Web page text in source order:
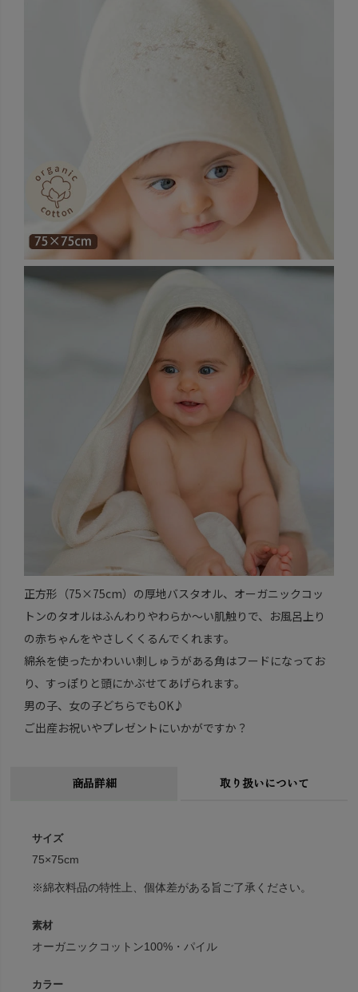
正方形（75×75cm）の厚地バスタオル、オーガニックコッ
トンのタオルはふんわりやわらか～い肌触りで、お風呂上り
の赤ちゃんをやさしくくるんでくれます。
綿糸を使ったかわいい刺しゅうがある角はフードになってお
り、すっぽりと頭にかぶせてあげられます。
男の子、女の子どちらでもOK♪
ご出産お祝いやプレゼントにいかがですか？
商品詳細 取り扱いについて
サイズ
75×75cm
※綿衣料品の特性上、個体差がある旨ご了承ください。
素材
オーガニックコットン100%・パイル
カラー